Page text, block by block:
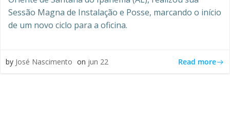
Sessão Magna de Instalação e Posse, marcando o início
de um novo ciclo para a oficina.
by José Nascimento on jun 22 Read more